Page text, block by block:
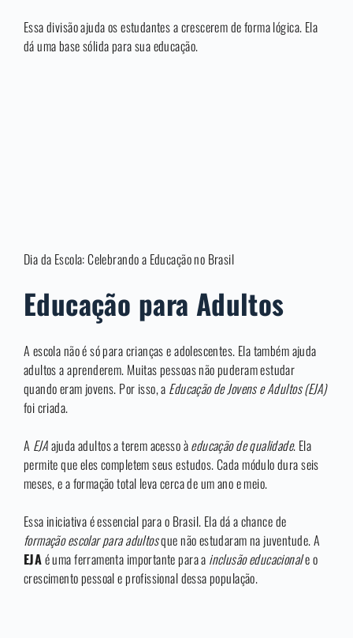
Essa divisão ajuda os estudantes a crescerem de forma lógica. Ela
dá uma base sólida para sua educação.
Dia da Escola: Celebrando a Educação no Brasil
Educação para Adultos
A escola não é só para crianças e adolescentes. Ela também ajuda
adultos a aprenderem. Muitas pessoas não puderam estudar
quando eram jovens. Por isso, a Educação de Jovens e Adultos (EJA)
foi criada.
A EJAajuda adultos a terem acesso àeducação de qualidade. Ela
permite que eles completem seus estudos. Cada módulo dura seis
meses, e a formação total leva cerca de um ano e meio.
Essa iniciativa é essencial para o Brasil. Ela dá a chance de
formação escolar para adultosque não estudaram na juventude. A
EJAé uma ferramenta importante para a inclusão educacionale o
crescimento pessoal e profissional dessa população.